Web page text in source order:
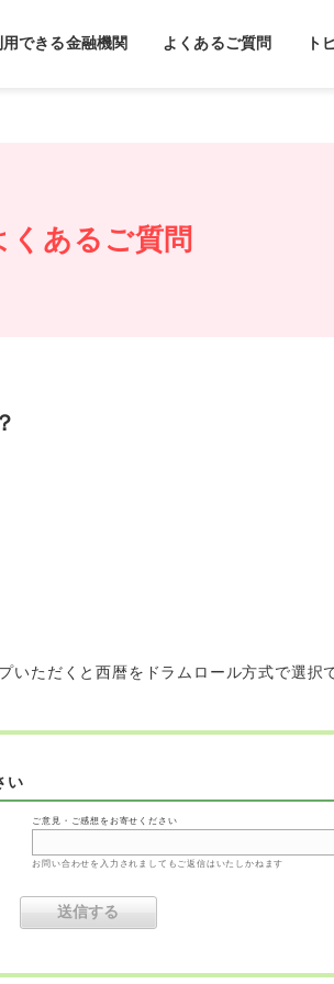
用できる金融機関 よくあるご質問 ト
くあるご質問
ただくと西暦をドラムロール方式で選択
い
ご意見・ご感想をお寄せください
お問い合わせを入力されましてもご返信はいたしかねます